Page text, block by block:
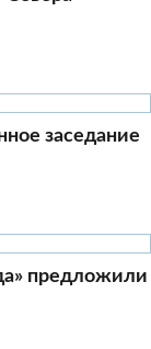
заседание
предложили